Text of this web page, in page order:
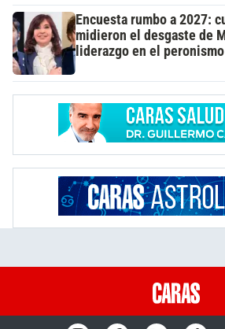
Encuesta rumbo a 2027:
midieron el desgaste de
liderazgo en el peronismo